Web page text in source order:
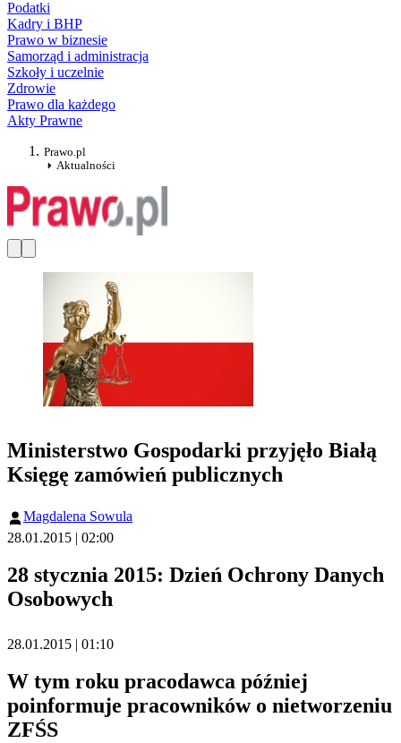
Podatki
Kadry i BHP
Prawo w biznesie
Samorząd i administracja
Szkoły i uczelnie
Zdrowie
Prawo dla każdego
Akty Prawne
Prawo.pl
Aktualności
Ministerstwo Gospodarki przyjęło Białą
Księgę zamówień publicznych
Magdalena Sowula
28.01.2015 | 02:00
28 stycznia 2015: Dzień Ochrony Danych
Osobowych
28.01.2015 | 01:10
W tym roku pracodawca później
poinformuje pracowników o nietworzeniu
ZFŚS